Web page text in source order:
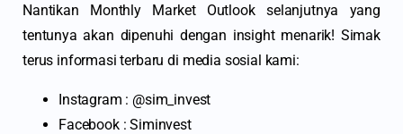
Nantikan Monthly Market Outlook selanjutnya yang
tentunya akan dipenuhi dengan insight menarik! Simak
terus informasi terbaru di media sosial kami:
Instagram : @sim_invest
Facebook : Siminvest